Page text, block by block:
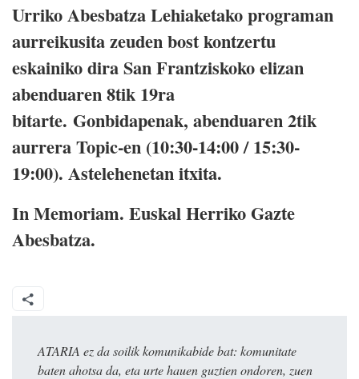
Urriko Abesbatza Lehiaketako programan
aurreikusita zeuden bost kontzertu
eskainiko dira San Frantziskoko elizan
abenduaren 8tik 19ra
bitarte. Gonbidapenak, abenduaren 2tik
aurrera Topic-en (10:30-14:00 / 15:30-
19:00). Astelehenetan itxita.
In Memoriam. Euskal Herriko Gazte
Abesbatza.
ATARIA ez da soilik komunikabide bat: komunitate
baten ahotsa da, eta urte hauen guztien ondoren, zuen